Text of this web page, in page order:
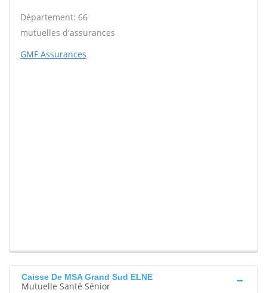
Département: 66
mutuelles d'assurances
GMF Assurances
Caisse De MSA Grand Sud ELNE
Mutuelle Santé Sénior